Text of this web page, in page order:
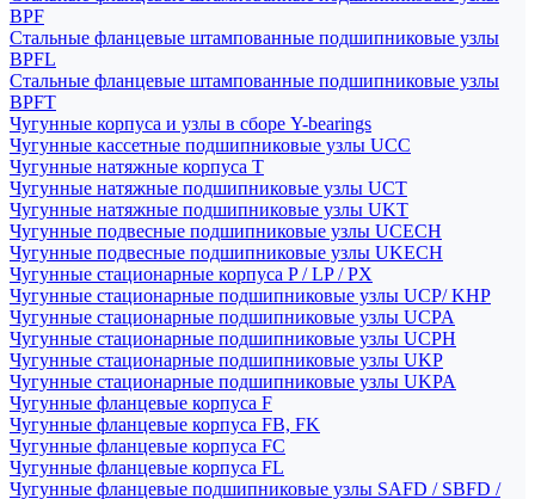
BPF
Стальные фланцевые штампованные подшипниковые узлы
BPFL
Стальные фланцевые штампованные подшипниковые узлы
BPFT
Чугунные корпуса и узлы в сборе Y-bearings
Чугунные кассетные подшипниковые узлы UCC
Чугунные натяжные корпуса T
Чугунные натяжные подшипниковые узлы UCT
Чугунные натяжные подшипниковые узлы UKT
Чугунные подвесные подшипниковые узлы UCECH
Чугунные подвесные подшипниковые узлы UKECH
Чугунные стационарные корпуса P / LP / PX
Чугунные стационарные подшипниковые узлы UCP/ KHP
Чугунные стационарные подшипниковые узлы UCPA
Чугунные стационарные подшипниковые узлы UCPH
Чугунные стационарные подшипниковые узлы UKP
Чугунные стационарные подшипниковые узлы UKPA
Чугунные фланцевые корпуса F
Чугунные фланцевые корпуса FB, FK
Чугунные фланцевые корпуса FC
Чугунные фланцевые корпуса FL
Чугунные фланцевые подшипниковые узлы SAFD / SBFD /